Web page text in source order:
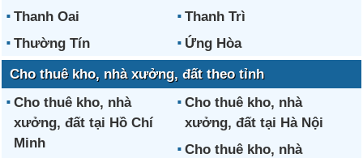
Thanh Oai
Thanh Trì
Thường Tín
Ứng Hòa
Cho thuê kho, nhà xưởng, đất theo tỉnh
Cho thuê kho, nhà
xưởng, đất tại Hồ Chí
Minh
Cho thuê kho, nhà
xưởng, đất tại Hà Nội
Cho thuê kho, nhà